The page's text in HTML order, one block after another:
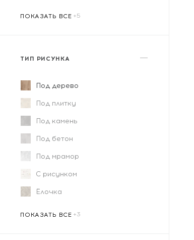
ПОКАЗАТЬ ВСЕ
ТИП РИСУНКА
Под дерево
Под плитку
Под камень
Под бетон
Под мрамор
С рисунком
Ёлочка
ПОКАЗАТЬ ВСЕ